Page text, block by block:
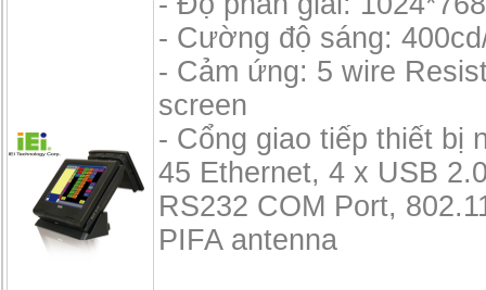
- Cường độ sáng:
- Cảm ứng: 5 wire
screen
- Cổng giao tiếp thiết bị
45 Ethernet, 4 x USB
RS232 COM Port,
PIFA antenna